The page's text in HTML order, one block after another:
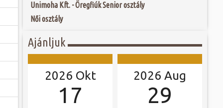
Unimoha Kft. - Öregfiúk Senior osztály
Női osztály
Ajánljuk
2026 Okt
17
2026 Aug
29